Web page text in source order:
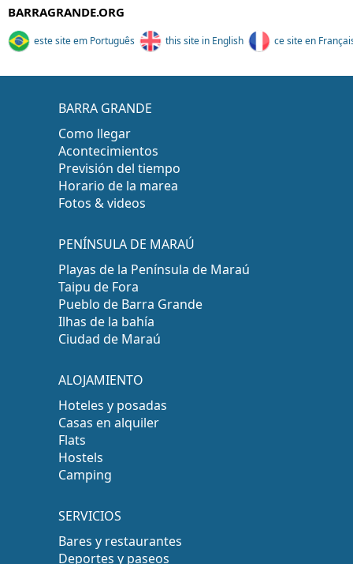
BARRAGRANDE.ORG
este site em Português this site in English ce site en
BARRA GRANDE
Como llegar
Acontecimientos
Previsión del tiempo
Horario de la marea
Fotos & videos
PENÍNSULA DE MARAÚ
Playas de la Península de Maraú
Taipu de Fora
Pueblo de Barra Grande
Ilhas de la bahía
Ciudad de Maraú
ALOJAMIENTO
Hoteles y posadas
Casas en alquiler
Flats
Hostels
Camping
SERVICIOS
Bares y restaurantes
Deportes y paseos